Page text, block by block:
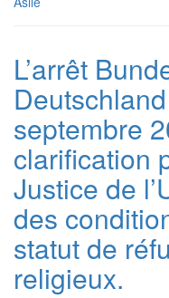
L’arrêt
septembre
clarification
Justice de
des
statut de
religieux.